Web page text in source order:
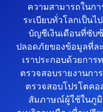
ความสามารถในก
ระเบียบทั่วโลกเป็น
บัญชีเงินเดือนที่ซับ
ปลอดภัยของข้อมูลที่ล
เราประกอบด้วยการ
ตรวจสอบรายงานกา
ตรวจสอบโปรโตค
สัมภาษณ์ผู้ใช้ในภูมิ